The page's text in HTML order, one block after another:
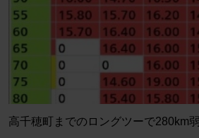
高千穂町までのロングツーで280km